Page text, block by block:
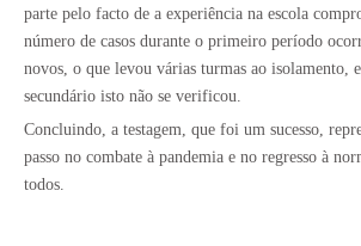
parte pelo facto de a experiência na escola
número de casos durante o primeiro período
novos, o que levou várias turmas ao isolamento,
secundário isto não se verificou.
Concluindo, a testagem, que foi um sucesso,
passo no combate à pandemia e no regresso à
todos.